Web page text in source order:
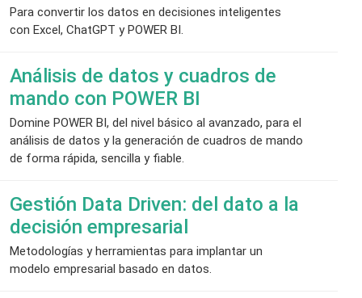
Para convertir los datos en decisiones inteligentes
con Excel, ChatGPT y POWER BI.
Análisis de datos y cuadros de
mando con POWER BI
Domine POWER BI, del nivel básico al avanzado, para el
análisis de datos y la generación de cuadros de mando
de forma rápida, sencilla y fiable.
Gestión Data Driven: del dato a la
decisión empresarial
Metodologías y herramientas para implantar un
modelo empresarial basado en datos.